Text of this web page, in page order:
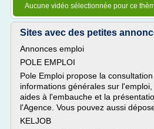
Aucune vidéo sélectionnée pour ce
Sites avec des petites
Annonces emploi
POLE EMPLOI
Pole Emploi propose la
informations générales sur
aides à l'embauche et la
l'Agence. Vous pouvez aussi
KELJOB